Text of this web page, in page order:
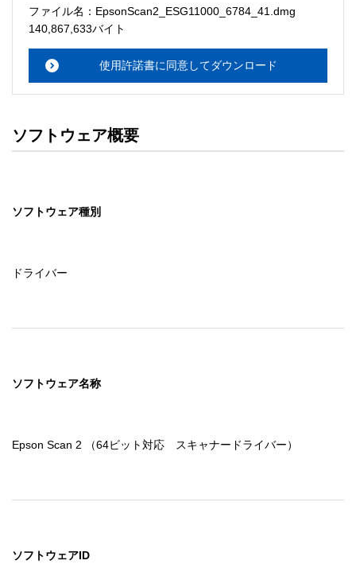
ソフトウェアのサポート
・本サーバでは、ユーザーサポートは行いません。搭載ソ
メーションセンターまでお願い
ルをお読み下さい。
ソフトウェアの保証範囲
・ソフトウェアのダウンロード・導入はお客様の責任にお
セイコーエプソン株式会社に帰属します。
ファイル名：EpsonScan2_ESG11000_6784_41.dmg
140,867,633バイト
使用許諾書に同意してダウンロード
ソフトウェア概要
ソフトウェア種別
ドライバー
ソフトウェア名称
Epson Scan 2 （64ビット対応　スキャナードライバー）
ソフトウェアID